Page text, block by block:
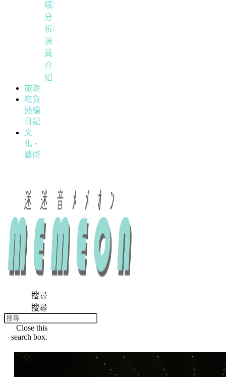
感/
分
析/
演
員
介
紹
旅遊
吃貨
迷編
日記
文
化・
藝術
搜尋
搜尋
Close this
search box.